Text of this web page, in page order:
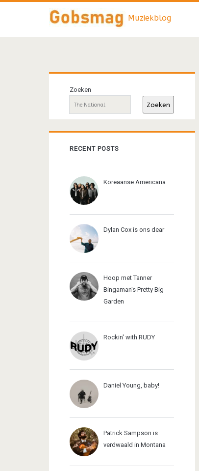
Muziekblog
Primaire
sidebar
Zoeken
Zoeken
RECENT POSTS
Koreaanse Americana
Dylan Cox is ons dear
Hoop met Tanner
Bingaman's Pretty Big
Garden
Rockin' with RUDY
Daniel Young, baby!
Patrick Sampson is
verdwaald in Montana